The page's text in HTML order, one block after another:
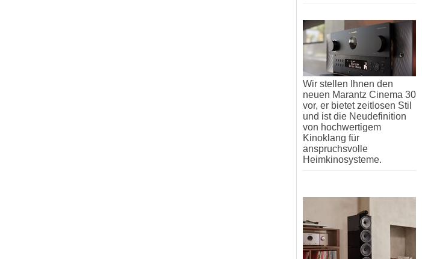
Wir stellen Ihnen den
neuen Marantz Cinema 30
vor, er bietet zeitlosen Stil
und ist die Neudefinition
von hochwertigem
Kinoklang für
anspruchsvolle
Heimkinosysteme.